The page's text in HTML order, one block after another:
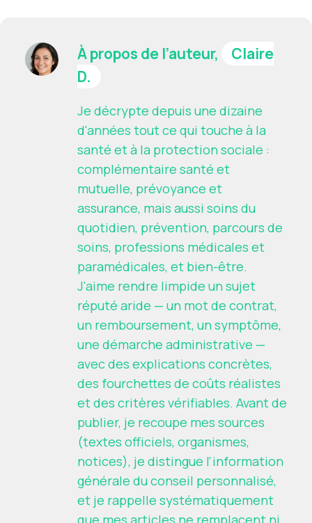
À propos de l’auteur,
Claire
D.
Je décrypte depuis une dizaine
d'années tout ce qui touche à la
santé et à la protection sociale :
complémentaire santé et
mutuelle, prévoyance et
assurance, mais aussi soins du
quotidien, prévention, parcours de
soins, professions médicales et
paramédicales, et bien-être.
J'aime rendre limpide un sujet
réputé aride — un mot de contrat,
un remboursement, un symptôme,
une démarche administrative —
avec des explications concrètes,
des fourchettes de coûts réalistes
et des critères vérifiables. Avant de
publier, je recoupe mes sources
(textes officiels, organismes,
notices), je distingue l'information
générale du conseil personnalisé,
et je rappelle systématiquement
que mes articles ne remplacent ni